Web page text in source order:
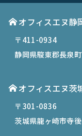
オフィスエヌ静
〒411-0934
静岡県駿東郡長泉
オフィスエヌ茨
〒301-0836
茨城県龍ヶ崎市寺